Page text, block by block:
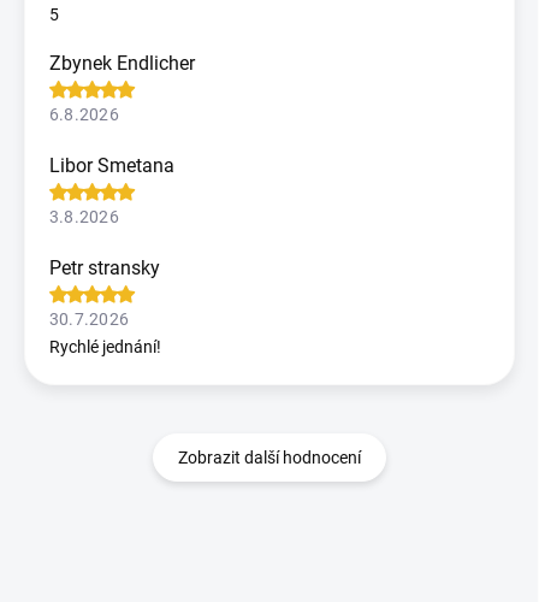
5
Zbynek Endlicher
6.8.2026
Libor Smetana
3.8.2026
Petr stransky
30.7.2026
Rychlé jednání!
Zobrazit další hodnocení